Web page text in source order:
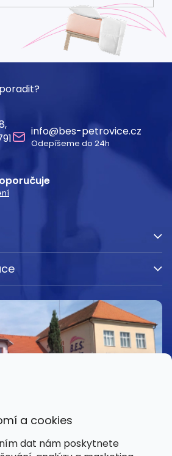
a cookies
dat nám poskytnete
info@bes-petrovice.cz
Odepíšeme do 24h